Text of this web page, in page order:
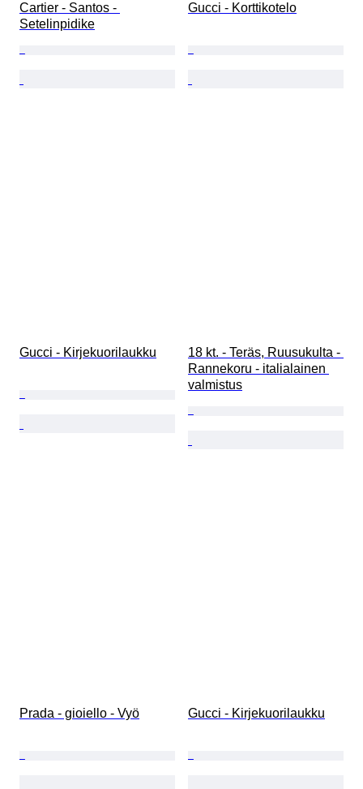
Cartier - Santos -
Setelinpidike
Gucci - Korttikotelo
Gucci - Kirjekuorilaukku
18 kt. - Teräs, Ruusukulta -
Rannekoru - italialainen
valmistus
Prada - gioiello - Vyö Gucci - Kirjekuorilaukku